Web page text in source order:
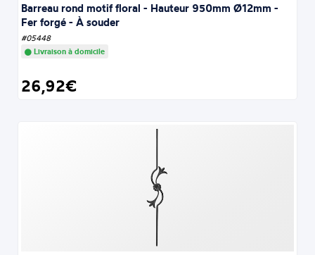
Barreau rond motif floral - Hauteur 950mm Ø12mm -
Fer forgé - À souder
#05448
Livraison à domicile
26,92€